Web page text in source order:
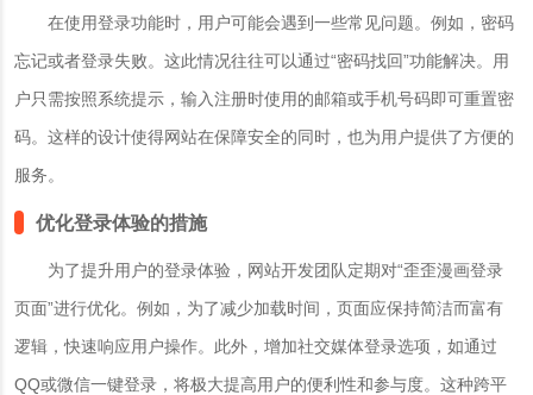
在使用登录功能时，用户可能会遇到一些常见问题。例如，密码
忘记或者登录失败。这此情况往往可以通过“密码找回”功能解决。用
户只需按照系统提示，输入注册时使用的邮箱或手机号码即可重置密
码。这样的设计使得网站在保障安全的同时，也为用户提供了方便的
服务。
优化登录体验的措施
为了提升用户的登录体验，网站开发团队定期对“歪歪漫画登录
页面”进行优化。例如，为了减少加载时间，页面应保持简洁而富有
逻辑，快速响应用户操作。此外，增加社交媒体登录选项，如通过
QQ或微信一键登录，将极大提高用户的便利性和参与度。这种跨平